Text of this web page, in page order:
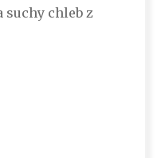
suchy chleb z